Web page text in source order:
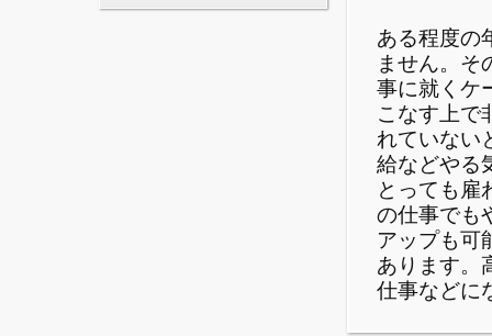
ある程度の
ません。そ
事に就くケ
こなす上で
れていない
給などやる
とっても雇
の仕事でも
アップも可
あります。
仕事などに